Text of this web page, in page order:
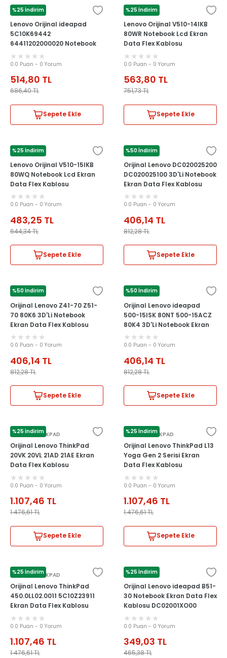
%25 İndirim
LENOVO
Lenovo Orijinal ideapad
5C10K69442
64411202000020 Notebook
Lcd Ekran Data Flex Kablosu
0.0 Puan - 0 Yorum
514,80 TL
686,40TL
Sepete Ekle
%25 İndirim
LENOVO
Lenovo Orijinal V510-14IKB
80WR Notebook Lcd Ekran
Data Flex Kablosu
DD0LV8LC002
0.0 Puan - 0 Yorum
563,80 TL
751,73TL
Sepete Ekle
%25 İndirim
LENOVO
Lenovo Orijinal V510-15IKB
80WQ Notebook Lcd Ekran
Data Flex Kablosu
DD0LV9LC012
0.0 Puan - 0 Yorum
483,25 TL
644,34TL
Sepete Ekle
%50 İndirim
LENOVO
Orijinal Lenovo DC020025200
DC020025100 3D'Li Notebook
Ekran Data Flex Kablosu
0.0 Puan - 0 Yorum
406,14 TL
812,28TL
Sepete Ekle
%50 İndirim
LENOVO
Orijinal Lenovo Z41-70 Z51-
70 80K6 3D'Li Notebook
Ekran Data Flex Kablosu
0.0 Puan - 0 Yorum
406,14 TL
812,28TL
Sepete Ekle
%50 İndirim
LENOVO
Orijinal Lenovo ideapad
500-15ISK 80NT 500-15ACZ
80K4 3D'Li Notebook Ekran
Data Flex Kablosu
0.0 Puan - 0 Yorum
406,14 TL
812,28TL
Sepete Ekle
%25 İndirim
LENOVO THİNKPAD
Orijinal Lenovo ThinkPad
20VK 20VL 21AD 21AE Ekran
Data Flex Kablosu
0.0 Puan - 0 Yorum
1.107,46 TL
1.476,61TL
Sepete Ekle
%25 İndirim
LENOVO THİNKPAD
Orijinal Lenovo ThinkPad L13
Yoga Gen 2 Serisi Ekran
Data Flex Kablosu
0.0 Puan - 0 Yorum
1.107,46 TL
1.476,61TL
Sepete Ekle
%25 İndirim
LENOVO THİNKPAD
Orijinal Lenovo ThinkPad
450.0LL02.0011 5C10Z23911
Ekran Data Flex Kablosu
0.0 Puan - 0 Yorum
1.107,46 TL
1.476,61TL
%25 İndirim
LENOVO
Orijinal Lenovo ideapad B51-
30 Notebook Ekran Data Flex
Kablosu DC02001XO00
0.0 Puan - 0 Yorum
349,03 TL
465,38TL